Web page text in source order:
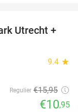
31%
Utrecht +
9.4 star
Regulier €15,95
€10,95